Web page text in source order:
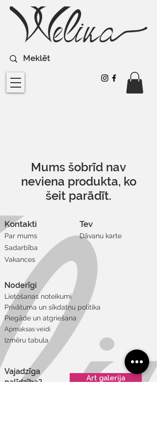
Mums šobrīd nav
neviena produkta, ko
šeit parādīt.
Kontakti
Par mums
Sadarbība
Vakances
Tev
Dāvanu karte
Noderīgi
Lietošanas noteikumi
Privātuma un sīkdatņu politika
Piegāde un atgriešana
Apmaksas veidi
Izmēru tabula
Vajadzīga
palīdzība?
Art galerija